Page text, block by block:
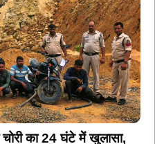
का 24 घंटे में खुलासा,